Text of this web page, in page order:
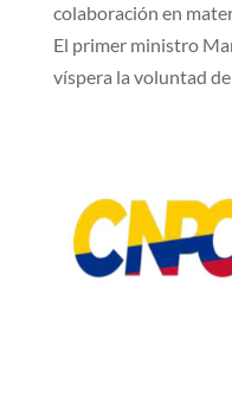
colaboración en
El primer ministro
víspera la voluntad de